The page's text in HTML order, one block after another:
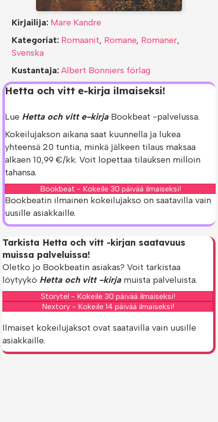
Hetta och vitt e-kirja ilmaiseksi!
Lue Hetta och vitt e-kirja Bookbeat -palvelussa.
Kokeilujakson aikana saat kuunnella ja lukea
yhteensä 20 tuntia, minkä jälkeen tilaus maksaa
alkaen 10,99 €/kk. Voit lopettaa tilauksen milloin
tahansa.
Bookbeat - Kokeile 30 päivää ilmaiseksi!
Bookbeatin ilmainen kokeilujakso on saatavilla vain
uusille asiakkaille.
Kirjailija: Mare Kandre
Kategoriat: Romaanit, Romane, Romaner,
Svenska
Kustantaja: Albert Bonniers förlag
Tarkista Hetta och vitt -kirjan saatavuus
muissa palveluissa!
Oletko jo Bookbeatin asiakas? Voit tarkistaa
löytyykö Hetta och vitt -kirja muista palveluista.
Storytel - Kokeile 30 päivää ilmaiseksi!
Nextory - Kokeile 14 päivää ilmaiseksi!
Ilmaiset kokeilujaksot ovat saatavilla vain uusille
asiakkaille.